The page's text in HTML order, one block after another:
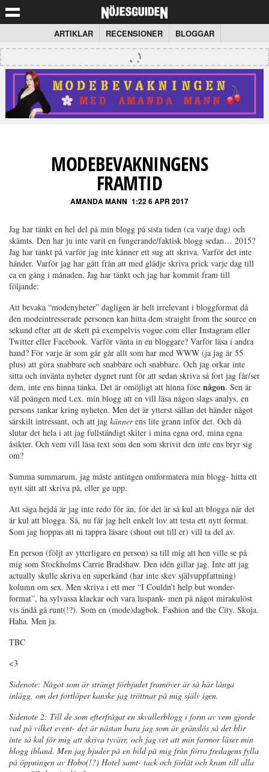
ARTIKLAR RECENSIONER BLOGGAR
MODEBEVAKNINGENS
FRAMTID
AMANDA MANN 1:22 6 APR 2017
Jag har tänkt en hel del på min blogg på sista tiden (ca varje dag) och
skämts. Den har ju inte varit en fungerande/faktisk blogg sedan… 2015?
Jag har tänkt på varför jag inte känner ett sug att skriva. Varför det inte
händer. Varför jag har gått från att med glädje skriva prick varje dag till
ca en gång i månaden. Jag har tänkt och jag har kommit fram till
följande:
Att bevaka “modenyheter” dagligen är helt irrelevant i bloggformat då
den modeintresserade personen kan hitta dem straight from the source en
sekund efter att de skett på exempelvis vogue.com eller Instagram eller
Twitter eller Facebook. Varför vänta in en bloggare? Varför läsa i andra
hand? För varje år som går går allt som har med WWW (ja jag är 55
plus) att göra snabbare och snabbare och snabbare. Och jag orkar inte
sitta och invänta nyheter dygnet runt för att sedan skriva så fort jag får/ser
dem, inte ens hinna tänka. Det är omöjligt att hinna före någon. Sen är
väl poängen med t.ex. min blogg att en vill läsa någon slags analys, en
persons tankar kring nyheten. Men det är ytterst sällan det händer något
särskilt intressant, och att jag kännerens lite grann inför det. Och då
slutar det hela i att jag fullständigt skiter i mina egna ord, mina egna
åsikter. Och vem vill läsa text som den som skrivit den inte ens bryr sig
om?
Summa summarum, jag måste antingen omformatera min blogg- hitta ett
nytt sätt att skriva på, eller ge upp.
Att säga hejdå är jag inte redo för än, för det är så kul att blogga när det
är kul att blogga. Så, nu får jag helt enkelt lov att testa ett nytt format.
Som jag hoppas att ni tappra läsare (shout out till er) vill ta del av.
En person (följt av ytterligare en person) sa till mig att hen ville se på
mig som Stockholms Carrie Bradshaw. Den idén gillar jag. Inte att jag
actually skulle skriva en superkänd (har inte skev självuppfattning)
kolumn om sex. Men skriva i ett mer “I Couldn’t help but wonder-
format”, ha sylvassa klackar och vara luspank- men på något mirakulöst
vis ändå gå runt(!?). Som en (mode)dagbok. Fashion and the City. Skoja.
Haha. Men ja.
TBC
<3
Sidenote: Något som är strängt förbjudet framöver är så här långa
inlägg, om det fortlöper kanske jag tröttnar på mig själv igen.
Sidenote 2: Till de som efterfrågat en skvallerblogg i form av vem gjorde
vad på vilket event- det är nästan bara jag som är gränslös så det blir
inte så kul för mig att skriva tyvärr, och jag vet att min farmor läser min
blogg ibland. Men jag bjuder på en bild på mig från förra fredagens fylla
på öppningen av Hobo(!?) Hotel samt- tack och förlåt och kram till alla